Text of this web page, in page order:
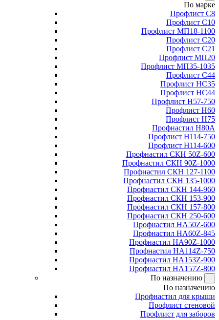
По марке
Профлист С8
Профлист С10
Профлист МП18-1100
Профлист С20
Профлист С21
Профлист МП20
Профлист МП35-1035
Профлист С44
Профлист НС35
Профлист НС44
Профлист Н57-750
Профлист Н60
Профлист Н75
Профнастил Н80А
Профлист Н114-750
Профлист Н114-600
Профнастил СКН 50Z-600
Профнастил СКН 90Z-1000
Профнастил СКН 127-1100
Профнастил СКН 135-1000
Профнастил СКН 144-960
Профнастил СКН 153-900
Профнастил СКН 157-800
Профнастил СКН 250-600
Профнастил НА50Z-600
Профнастил НА60Z-845
Профнастил НА90Z-1000
Профнастил НА114Z-750
Профнастил НА153Z-900
Профнастил НА157Z-800
По назначению
По назначению
Профнастил для крыши
Профлист стеновой
Профлист для заборов